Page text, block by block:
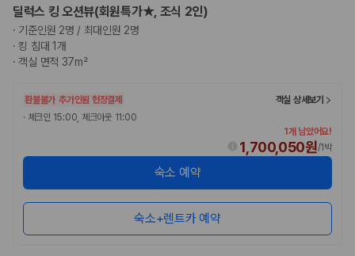
딜럭스 킹 오션뷰(회원특가★, 조식 2인)
· 기준인원 2명 / 최대인원 2명
·킹 침대 1개
·객실 면적 37m²
환불불가 추가인원 현장결제
객실 상세보기
· 체크인 15:00, 체크아웃 11:00
1개 남았어요!
1,700,050원/1박
숙소 예약
숙소+렌트카 예약